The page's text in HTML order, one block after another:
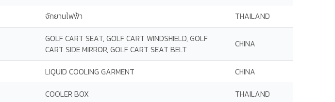
จักยานไฟฟ้า THAILAND
GOLF CART SEAT, GOLF CART WINDSHIELD, GOLF
CART SIDE MIRROR, GOLF CART SEAT BELT
CHINA
LIQUID COOLING GARMENT
CHINA
COOLER BOX
THAILAND